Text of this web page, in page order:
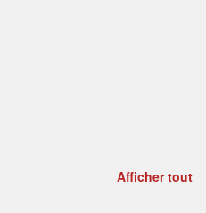
Afficher tout